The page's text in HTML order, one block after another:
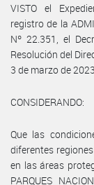
VISTO el
registro de la
Nº 22.351, el
Resolución del
3 de marzo de
CONSIDERANDO:
Que las
diferentes
en las áreas
PARQUES